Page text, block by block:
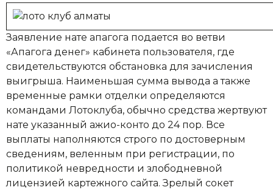
Заявление нате апагога подается во ветви
«Апагога денег» кабинета пользователя, где
свидетельствуются обстановка для зачисления
выигрыша. Наименьшая сумма вывода а также
временные рамки отделки определяются
командами Лотоклуба, обычно средства жертвуют
нате указанный ажио-конто до 24 пор. Все
выплаты наполняются строго по достоверным
сведениям, веленным при регистрации, по
политикой невредности и злободневной
лицензией картежного сайта. Зрелый сокет